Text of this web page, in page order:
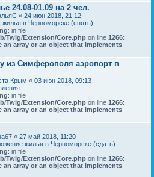
24.08-01.09 на 2 чел.
« 24 июн 2018, 21:12
жилья в Черноморске (снять)
: in file
Twig/Extension/Core.php on line 1266:
an array or an object that implements
из Симферополя аэропорт в
Крым « 03 июн 2018, 09:13
: in file
Twig/Extension/Core.php on line 1266:
an array or an object that implements
« 27 май 2018, 11:20
жилья в Черноморске (сдать)
: in file
Twig/Extension/Core.php on line 1266:
an array or an object that implements